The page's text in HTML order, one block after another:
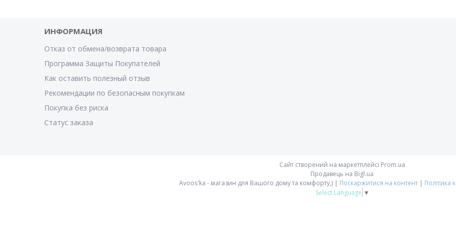
ИНФОРМАЦИЯ
Отказ от обмена/возврата товара
Программа Защиты Покупателей
Как оставить полезный отзыв
Рекомендации по безопасным покупкам
Покупка без риска
Статус заказа
Сайт створений на маркетплейсі Prom.ua
Продавець на Bigl.ua
Avoos'ka - магазин для Вашого дому та комфорту,) | Поскаржитися на контент | Політика
Select Language ▼